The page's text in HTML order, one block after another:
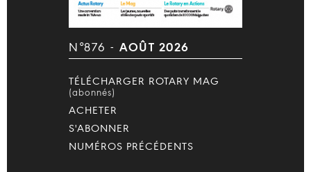
N°876 - AOÛT 2026
TÉLÉCHARGER ROTARY MAG
(abonnés)
ACHETER
S'ABONNER
NUMÉROS PRÉCÉDENTS